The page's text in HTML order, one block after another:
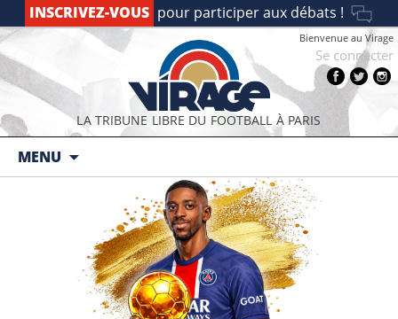
INSCRIVEZ-VOUS pour participer aux débats !
LA TRIBUNE LIBRE DU FOOTBALL À PARIS
Bienvenue au Virage
Se connecter
MENU
Aller au contenu principal